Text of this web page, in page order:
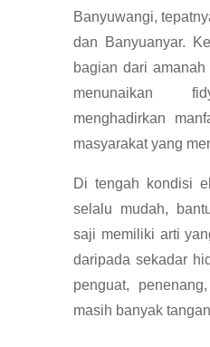
Banyuwangi,
dan Banyuanyar.
bagian dari
menunaikan
menghadirkan
masyarakat yang
Di tengah kondisi
selalu mudah,
saji memiliki arti
daripada sekadar
penguat,
masih banyak